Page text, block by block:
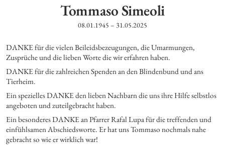
Tommaso Simeoli
08.01.1945 – 31.05.2025
DANKE für die vielen Beileidsbezeugungen, die Umarmungen,
Zusprüche und die lieben Worte die wir erfahren haben.
DANKE für die zahlreichen Spenden an den Blindenbund und ans
Tierheim.
Ein spezielles DANKE den lieben Nachbarn die uns ihre Hilfe selbstlos
angeboten und zuteilgebracht haben.
Ein besonderes DANKE an Pfarrer Rafal Lupa für die treffenden und
einfühlsamen Abschiedsworte. Er hat uns Tommaso nochmals nahe
gebracht so wie er wirklich war!